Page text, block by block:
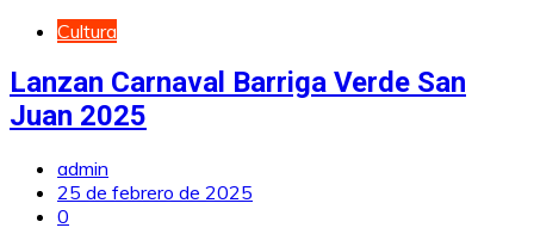
Cultura
Lanzan Carnaval Barriga Verde San
Juan 2025
admin
25 de febrero de 2025
0